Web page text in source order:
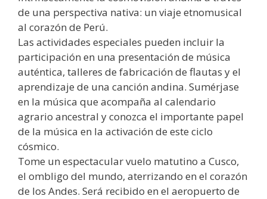
de una perspectiva nativa: un viaje etnomusical
al corazón de Perú.
Las actividades especiales pueden incluir la
participación en una presentación de música
auténtica, talleres de fabricación de flautas y el
aprendizaje de una canción andina. Sumérjase
en la música que acompaña al calendario
agrario ancestral y conozca el importante papel
de la música en la activación de este ciclo
cósmico.
Tome un espectacular vuelo matutino a Cusco,
el ombligo del mundo, aterrizando en el corazón
de los Andes. Será recibido en el aeropuerto de